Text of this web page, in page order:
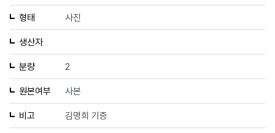
형태 사진
생산자
분량 2
원본여부 사본
비고 김명희 기증